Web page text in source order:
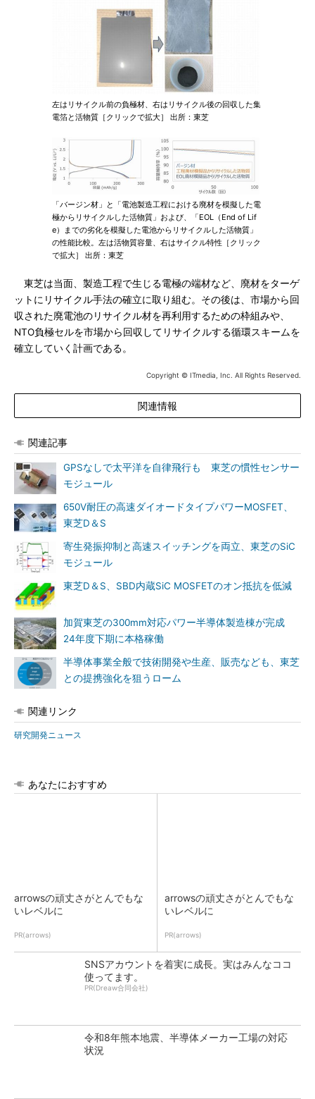
左はリサイクル前の負極材、右はリサイクル後の回収した集
電箔と活物質［クリックで拡大］ 出所：東芝
「バージン材」と「電池製造工程における廃材を模擬した電
極からリサイクルした活物質」および、「EOL（End of Lif
e）までの劣化を模擬した電池からリサイクルした活物質」
の性能比較。左は活物質容量、右はサイクル特性［クリック
で拡大］ 出所：東芝
東芝は当面、製造工程で生じる電極の端材など、廃材をターゲ
ットにリサイクル手法の確立に取り組む。その後は、市場から回
収された廃電池のリサイクル材を再利用するための枠組みや、
NTO負極セルを市場から回収してリサイクルする循環スキームを
確立していく計画である。
Copyright © ITmedia, Inc. All Rights Reserved.
関連情報
関連記事
GPSなしで太平洋を自律飛行も 東芝の慣性センサー
モジュール
650V耐圧の高速ダイオードタイプパワーMOSFET、
東芝D＆S
寄生発振抑制と高速スイッチングを両立、東芝のSiC
モジュール
東芝D＆S、SBD内蔵SiC MOSFETのオン抵抗を低減
加賀東芝の300mm対応パワー半導体製造棟が完成
24年度下期に本格稼働
半導体事業全般で技術開発や生産、販売なども、東芝
との提携強化を狙うローム
関連リンク
研究開発ニュース
あなたにおすすめ
arrowsの頑丈さがとんでもな
いレベルに
PR(arrows)
arrowsの頑丈さがとんでもな
いレベルに
PR(arrows)
SNSアカウントを着実に成長。実はみんなココ
使ってます。
PR(Dreaw合同会社)
令和8年熊本地震、半導体メーカー工場の対応
状況